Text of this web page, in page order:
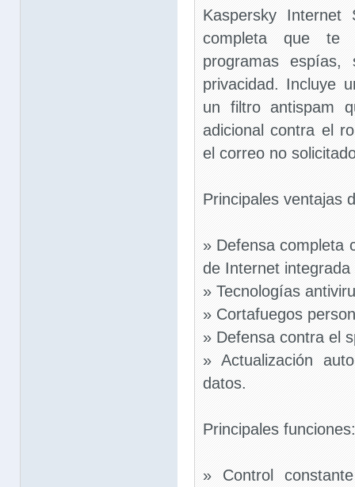
Kaspersky Internet
completa que te
programas
privacidad. Incluye
un filtro antispam
adicional contra el
el correo no
Principales ventajas
» Defensa completa
de Internet
» Tecnologías
» Cortafuegos
» Defensa contra el
» Actualización
datos.
Principales funciones:
» Control